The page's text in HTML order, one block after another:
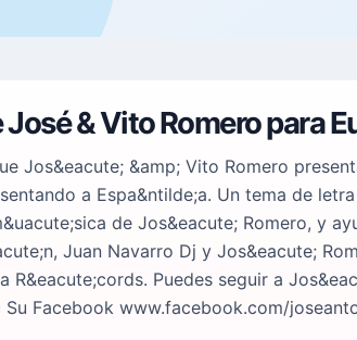
José & Vito Romero para
Jos&eacute; &amp; Vito Romero
a Espa&ntilde;a. Un tema de
de Jos&eacute; Romero, y
Juan Navarro Dj y Jos&eacute;
R&eacute;cords. Puedes seguir a
Facebook www.facebook.com/